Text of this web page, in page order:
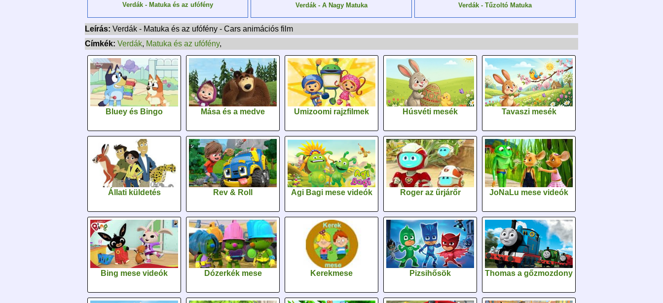
Verdák - Matuka és az ufófény Verdák - A Nagy Matuka Verdák - Tűzoltó Matuka
Leírás: Verdák - Matuka és az ufófény - Cars animációs film
Címkék: Verdák, Matuka és az ufófény,
Bluey és Bingo Mása és a medve Umizoomi rajzfilmek Húsvéti mesék Tavaszi mesék
Állati küldetés Rev & Roll Agi Bagi mese videók Roger az űrjárőr JoNaLu mese videók
Bing mese videók Dózerkék mese Kerekmese Pizsihősök Thomas a gőzmozdony